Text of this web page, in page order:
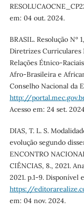
em: 04 out. 2024.
BRASIL. Resolução Nº
Diretrizes Curriculares
Relações Étnico-
Afro-Brasileira e
Conselho Nacional da
http://
Acesso em: 24 set.
DIAS, T. L. S.
evolução segundo
ENCONTRO
CIÊNCIAS, 8., 2021.
2021. p.1-9. Disponível
https://
em: 04 nov. 2024.